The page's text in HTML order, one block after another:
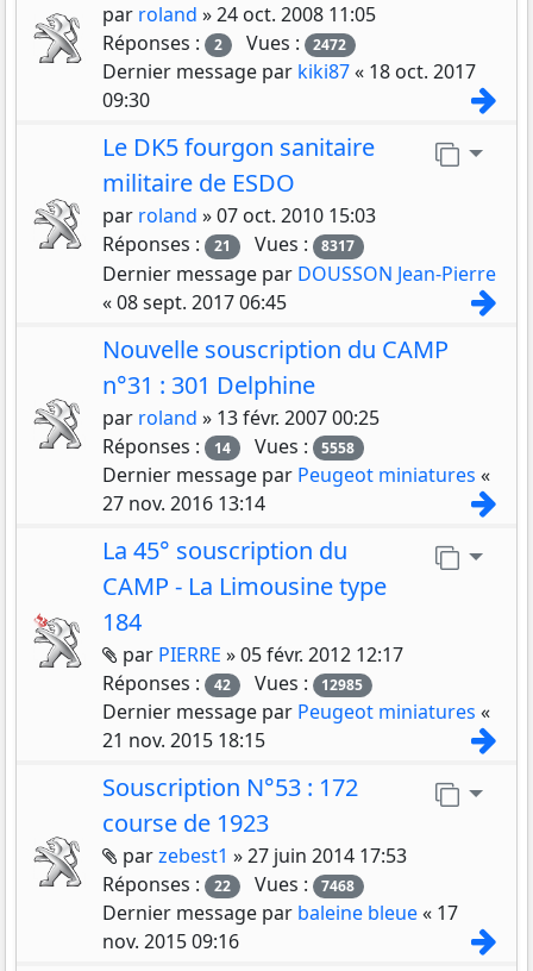
par roland »24 oct. 2008 11:05
Réponses :
2 Vues : 2472
Dernier message par kiki87« 18 oct. 2017
09:30
Aller
Le DK5 fourgon sanitaire
militaire de ESDO
par roland »07 oct. 2010 15:03
Réponses :
21 Vues : 8317
Dernier message par DOUSSON Jean-Pierre
«08 sept. 2017 06:45
Nouvelle souscription du CAMP
n°31 : 301 Delphine
par roland » 13 févr. 2007 00:25
Réponses :
14 Vues : 5558
Dernier message par Peugeot miniatures «
27 nov. 2016 13:14
Aller
La 45° souscription du
CAMP - La Limousine type
184
Pièces jointes
par PIERRE »05 févr. 2012 12:17
Réponses :
42 Vues : 12985
Dernier message par Peugeot miniatures «
21 nov. 2015 18:15
Aller
Souscription N°53 : 172
course de 1923
Pièces jointes
parzebest1 »27 juin 2014 17:53
Réponses :
22 Vues : 7468
Dernier message par baleine bleue« 17
nov. 2015 09:16